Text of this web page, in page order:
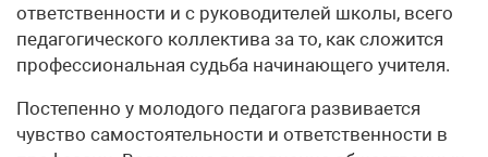
ответственности и с руководителей школы, всего
педагогического коллектива за то, как сложится
профессиональная судьба начинающего учителя.
Постепенно у молодого педагога развивается
чувство самостоятельности и ответственности в